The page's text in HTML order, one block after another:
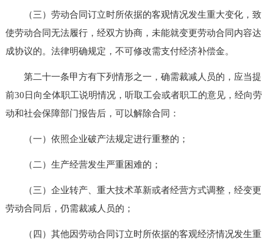
（三）劳动合同订立时所依据的客观情况发生重大变化，致
使劳动合同无法履行，经双方协商，未能就变更劳动合同内容达
成协议的。法律明确规定，不可修改需支付经济补偿金。
第二十一条甲方有下列情形之一，确需裁减人员的，应当提
前30日向全体职工说明情况，听取工会或者职工的意见，经向劳
动和社会保障部门报告后，可以解除合同：
（一）依照企业破产法规定进行重整的；
（二）生产经营发生严重困难的；
（三）企业转产、重大技术革新或者经营方式调整，经变更
劳动合同后，仍需裁减人员的；
（四）其他因劳动合同订立时所依据的客观经济情况发生重